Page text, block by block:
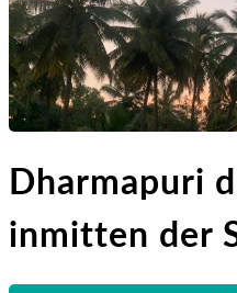
Dharmapuri
inmitten der